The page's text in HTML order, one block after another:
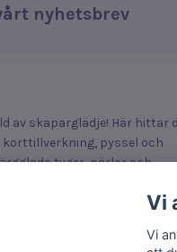
nyhetsbrev
av skaparglädje! Här hittar
pyssel och
tyger, pärlor och
enkla produkter som lockar
Vi
Vi